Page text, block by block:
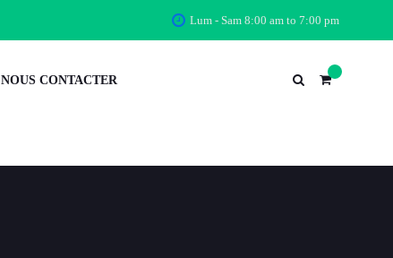
Lum - Sam 8:00 am to 7:00 pm
NOUS CONTACTER